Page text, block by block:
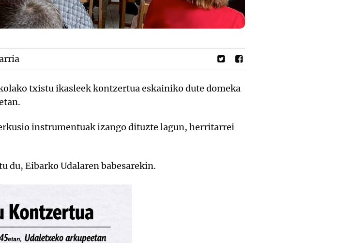
txistu ikasleek kontzertua eskainiko dute domeka
instrumentuak izango dituzte lagun, herritarrei
du, Eibarko Udalaren babesarekin.